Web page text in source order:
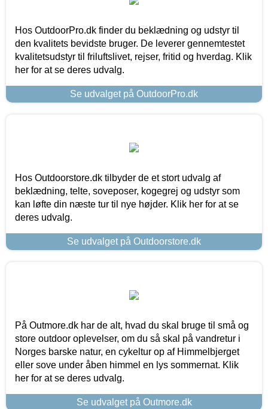
Hos OutdoorPro.dk finder du beklædning og udstyr til
den kvalitets bevidste bruger. De leverer gennemtestet
kvalitetsudstyr til friluftslivet, rejser, fritid og hverdag. Klik
her for at se deres udvalg.
Se udvalget på OutdoorPro.dk
Hos Outdoorstore.dk tilbyder de et stort udvalg af
beklædning, telte, soveposer, kogegrej og udstyr som
kan løfte din næste tur til nye højder. Klik her for at se
deres udvalg.
Se udvalget på Outdoorstore.dk
På Outmore.dk har de alt, hvad du skal bruge til små og
store outdoor oplevelser, om du så skal på vandretur i
Norges barske natur, en cykeltur op af Himmelbjerget
eller sove under åben himmel en lys sommernat. Klik
her for at se deres udvalg.
Se udvalget på Outmore.dk